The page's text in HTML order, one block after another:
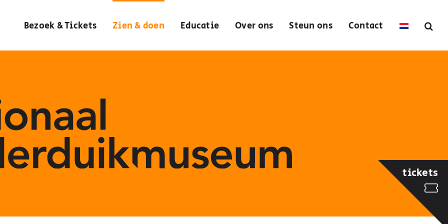
Bezoek & Tickets Zien & doen Educatie Over ons Steun ons Contact
tickets